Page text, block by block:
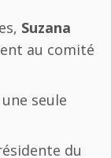
Suzana
au comité
seule
du